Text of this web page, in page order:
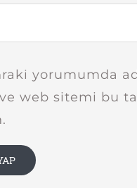
yorumumda
web sitemi bu